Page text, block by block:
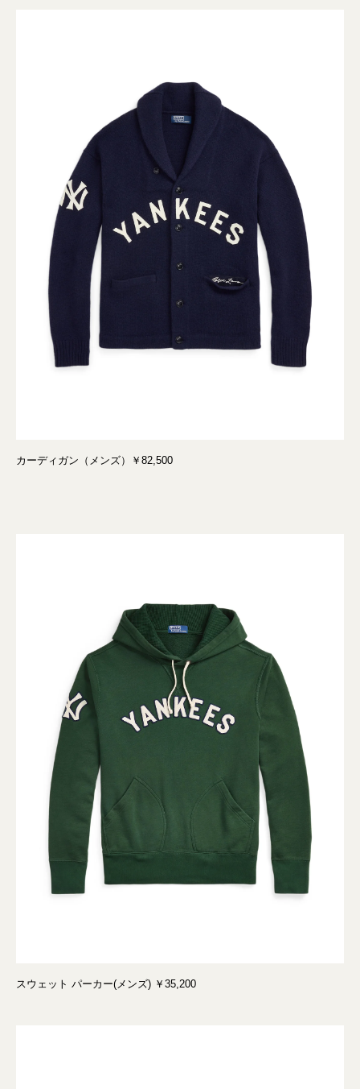
カーディガン（メンズ）￥82,500
スウェット パーカー(メンズ) ￥35,200